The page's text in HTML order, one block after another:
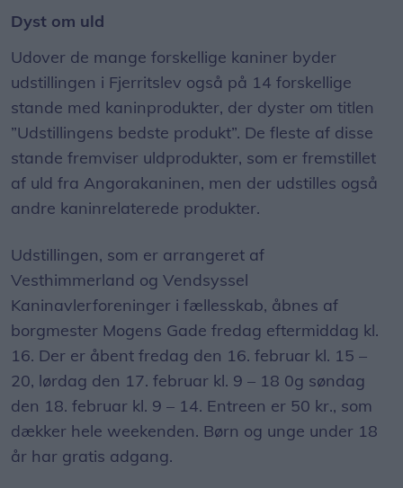
Dyst om uld
Udover de mange forskellige kaniner byder
udstillingen i Fjerritslev også på 14 forskellige
stande med kaninprodukter, der dyster om titlen
”Udstillingens bedste produkt”. De fleste af disse
stande fremviser uldprodukter, som er fremstillet
af uld fra Angorakaninen, men der udstilles også
andre kaninrelaterede produkter.
Udstillingen, som er arrangeret af
Vesthimmerland og Vendsyssel
Kaninavlerforeninger i fællesskab, åbnes af
borgmester Mogens Gade fredag eftermiddag kl.
16. Der er åbent fredag den 16. februar kl. 15 –
20, lørdag den 17. februar kl. 9 – 18 0g søndag
den 18. februar kl. 9 – 14. Entreen er 50 kr., som
dækker hele weekenden. Børn og unge under 18
år har gratis adgang.